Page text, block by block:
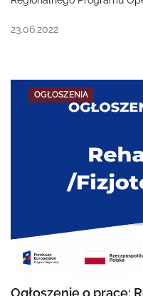
23.06.2022
OGŁOSZENIA
Ogłoszenie o pracę: